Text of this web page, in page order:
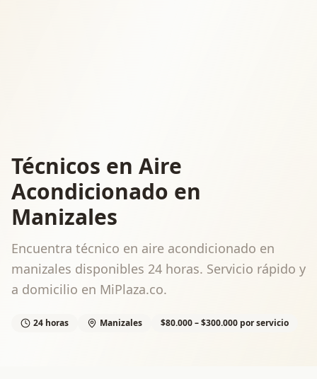
Técnicos en Aire
Acondicionado en
Manizales
Encuentra técnico en aire acondicionado en
manizales disponibles 24 horas. Servicio rápido y
a domicilio en MiPlaza.co.
24 horas Manizales $80.000 – $300.000 por servicio